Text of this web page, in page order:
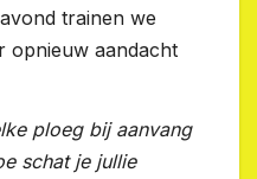
trainen we
opnieuw aandacht
ploeg bij aanvang
schat je jullie